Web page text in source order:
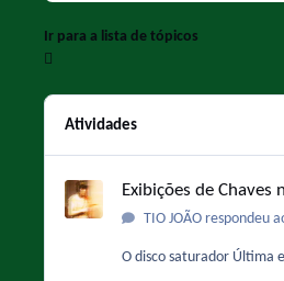
Ir para a lista de tópicos
Atividades
Exibições de Chaves
TIO JOÃO respondeu
O disco saturador Última